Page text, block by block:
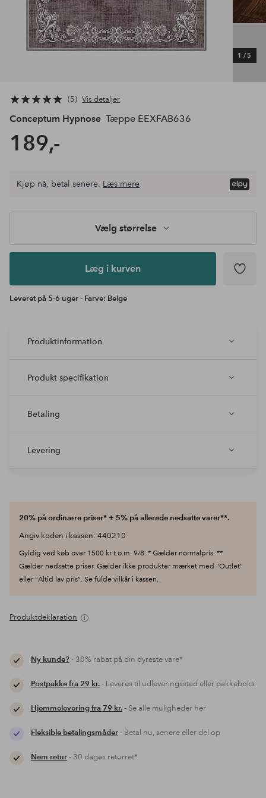
1 /5
5 Vis detaljer
Conceptum Hypnose Tæppe EEXFAB636
189,-
størrelse
Læg i
Kjøp nå, betal senere. Læs mere
Vælg størrelse
Læg i kurven
Leveret på 5-6 uger - Farve: Beige
Produktinformation
Produkt specifikation
Betaling
Levering
20% på ordinære priser* + 5% på allerede nedsatte varer**.
Angiv koden i kassen: 440210
Gyldig ved køb over 1500 kr t.o.m. 9/8. * Gælder normalpris. **
Gælder nedsatte priser. Gælder ikke produkter mærket med "Outlet"
eller "Altid lav pris". Se fulde vilkår i kassen.
Produktdeklaration
Ny kunde?- 30% rabat på din dyreste vare*
Postpakke fra 29 kr.- Leveres til udleveringssted eller pakkeboks
Hjemmelevering fra 79 kr.- Se alle muligheder her
Fleksible betalingsmåder- Betal nu, senere eller del op
Nem retur- 30 dages returret*